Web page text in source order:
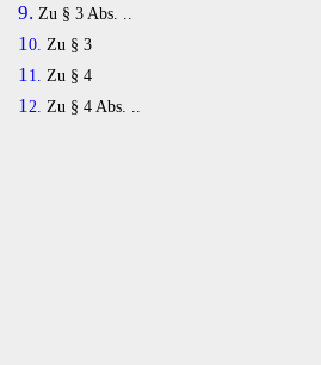
9. Zu § 3 Abs. ..
10. Zu § 3
11.
Zu § 4
12.
Zu § 4 Abs. ..